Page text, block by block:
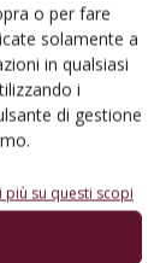
o per fare
solamente a
in qualsiasi
i
di gestione
più su questi scopi